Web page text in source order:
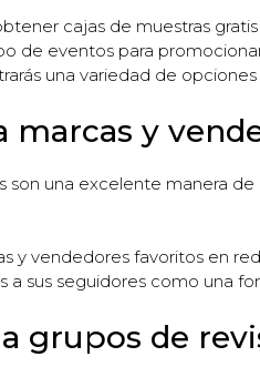
cajas de muestras
de eventos para
una variedad de opciones
marcas y
son una excelente manera
y vendedores favoritos en
a sus seguidores como una
grupos de